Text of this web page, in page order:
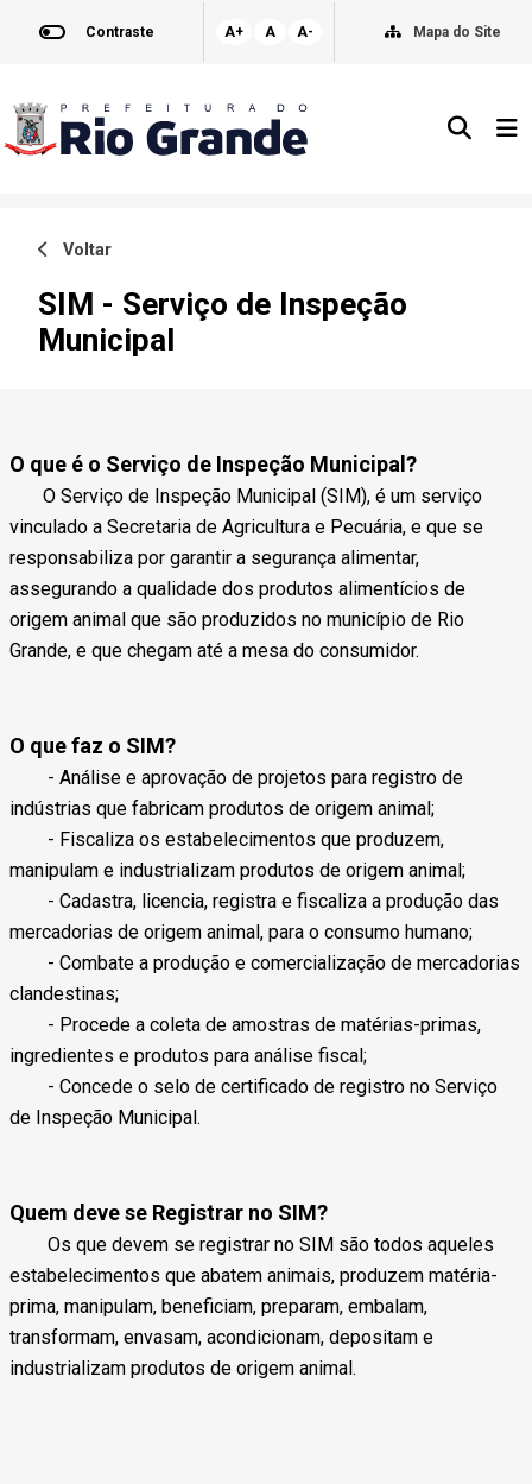
Contraste A+ A A- Mapa do Site
Voltar
SIM - Serviço de Inspeção
Municipal
O que é o Serviço de Inspeção Municipal?
O Serviço de Inspeção Municipal (SIM), é um serviço
vinculado a Secretaria de Agricultura e Pecuária, e que se
responsabiliza por garantir a segurança alimentar,
assegurando a qualidade dos produtos alimentícios de
origem animal que são produzidos no município de Rio
Grande, e que chegam até a mesa do consumidor.
O que faz o SIM?
- Análise e aprovação de projetos para registro de
indústrias que fabricam produtos de origem animal;
- Fiscaliza os estabelecimentos que produzem,
manipulam e industrializam produtos de origem animal;
- Cadastra, licencia, registra e fiscaliza a produção das
mercadorias de origem animal, para o consumo humano;
- Combate a produção e comercialização de mercadorias
clandestinas;
- Procede a coleta de amostras de matérias-primas,
ingredientes e produtos para análise fiscal;
- Concede o selo de certificado de registro no Serviço
de Inspeção Municipal.
Quem deve se Registrar no SIM?
Os que devem se registrar no SIM são todos aqueles
estabelecimentos que abatem animais, produzem matéria-
prima, manipulam, beneficiam, preparam, embalam,
transformam, envasam, acondicionam, depositam e
industrializam produtos de origem animal.